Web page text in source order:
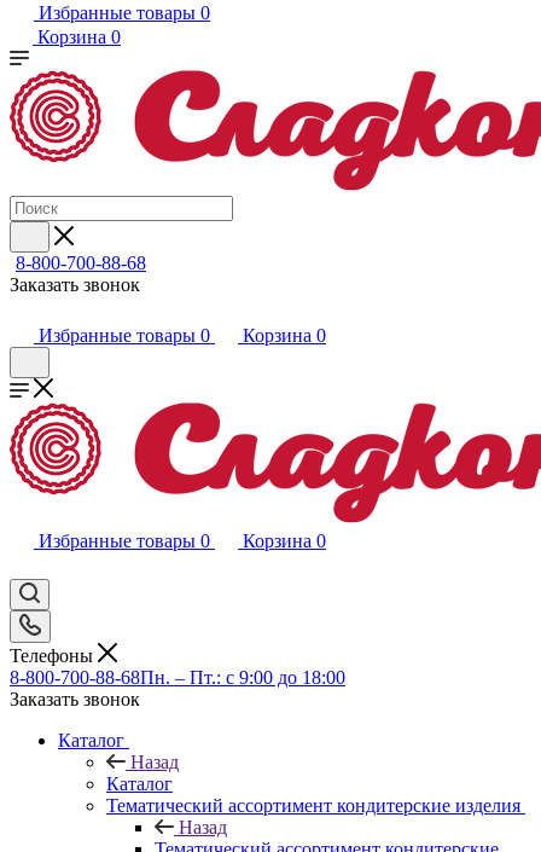
Избранные товары 0
Корзина 0
8-800-700-88-68
Заказать звонок
Избранные товары 0 Корзина 0
Избранные товары 0 Корзина 0
Телефоны
8-800-700-88-68Пн. – Пт.: с 9:00 до 18:00
Заказать звонок
Каталог
Назад
Каталог
Тематический ассортимент кондитерские изделия
Назад